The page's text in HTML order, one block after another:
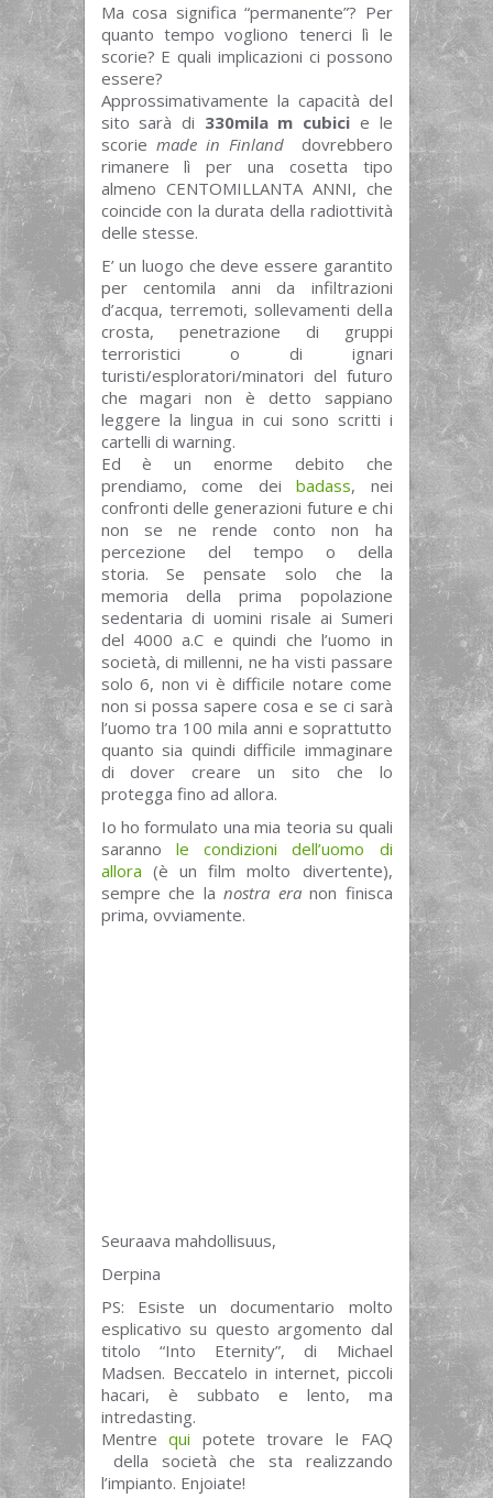
Ma cosa significa “permanente”? Per
quanto tempo vogliono tenerci lì le
scorie? E quali implicazioni ci possono
essere?
Approssimativamente la capacità del
sito sarà di 330mila m cubici e le
scorie made in Finlanddovrebbero
rimanere lì per una cosetta tipo
almeno CENTOMILLANTA ANNI, che
coincide con la durata della radiottività
delle stesse.
E’ un luogo che deve essere garantito
per centomila anni da infiltrazioni
d’acqua, terremoti, sollevamenti della
crosta, penetrazione di gruppi
terroristici o di ignari
turisti/esploratori/minatori del futuro
che magari non è detto sappiano
leggere la lingua in cui sono scritti i
cartelli di warning.
Ed è un enorme debito che
prendiamo, come dei badass, nei
confronti delle generazioni future e chi
non se ne rende conto non ha
percezione del tempo o della
storia. Se pensate solo che la
memoria della prima popolazione
sedentaria di uomini risale ai Sumeri
del 4000 a.C e quindi che l’uomo in
società, di millenni, ne ha visti passare
solo 6, non vi è difficile notare come
non si possa sapere cosa e se ci sarà
l’uomo tra 100 mila anni e soprattutto
quanto sia quindi difficile immaginare
di dover creare un sito che lo
protegga fino ad allora.
Io ho formulato una mia teoria su quali
saranno le condizioni dell’uomo di
allora (è un film molto divertente),
sempre che la nostra eranon finisca
prima, ovviamente.
Seuraava mahdollisuus,
Derpina
PS: Esiste un documentario molto
esplicativo su questo argomento dal
titolo “Into Eternity”, di Michael
Madsen. Beccatelo in internet, piccoli
hacari, è subbato e lento, ma
intredasting.
Mentrequi potete trovare le FAQ
della società che sta realizzando
l’impianto. Enjoiate!